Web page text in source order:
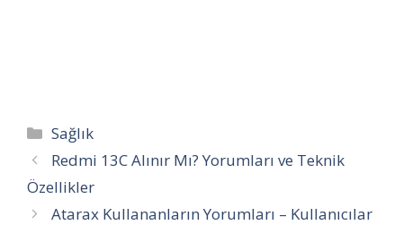
Kategoriler
Sağlık
Redmi 13C Alınır Mı? Yorumları ve Teknik
Özellikler
Atarax Kullananların Yorumları – Kullanıcılar